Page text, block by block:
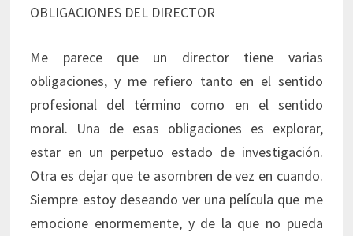
OBLIGACIONES DEL DIRECTOR
Me parece que un director tiene varias
obligaciones, y me refiero tanto en el sentido
profesional del término como en el sentido
moral. Una de esas obligaciones es explorar,
estar en un perpetuo estado de investigación.
Otra es dejar que te asombren de vez en cuando.
Siempre estoy deseando ver una película que me
emocione enormemente, y de la que no pueda